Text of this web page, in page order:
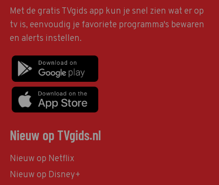
Met de gratis TVgids app kun je snel zien wat er op
tv is, eenvoudig je favoriete programma's bewaren
en alerts instellen.
Nieuw op TVgids.nl
Nieuw op Netflix
Nieuw op Disney+